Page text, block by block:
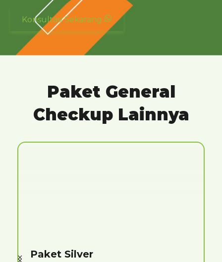
Konsultasi Sekarang
Paket General
Checkup Lainnya
Paket Silver